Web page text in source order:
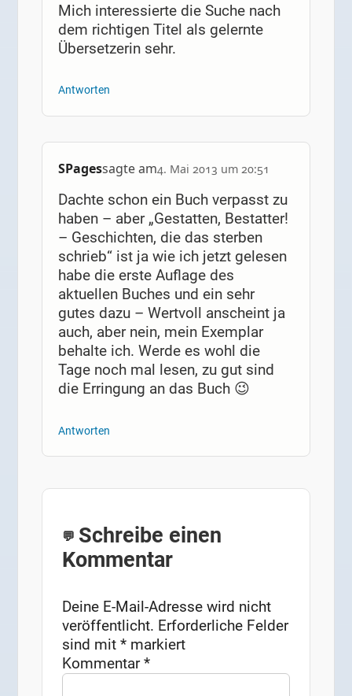
Mich interessierte die Suche nach
dem richtigen Titel als gelernte
Übersetzerin sehr.
Antworten
SPagessagte am4. Mai 2013 um 20:51
Dachte schon ein Buch verpasst zu
haben – aber „Gestatten, Bestatter!
– Geschichten, die das sterben
schrieb“ ist ja wie ich jetzt gelesen
habe die erste Auflage des
aktuellen Buches und ein sehr
gutes dazu – Wertvoll anscheint ja
auch, aber nein, mein Exemplar
behalte ich. Werde es wohl die
Tage noch mal lesen, zu gut sind
die Erringung an das Buch 😉
Antworten
Schreibe einen
Kommentar
Deine E-Mail-Adresse wird nicht
veröffentlicht. Erforderliche Felder
sind mit* markiert
Kommentar*